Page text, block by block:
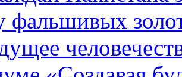
фальшивых